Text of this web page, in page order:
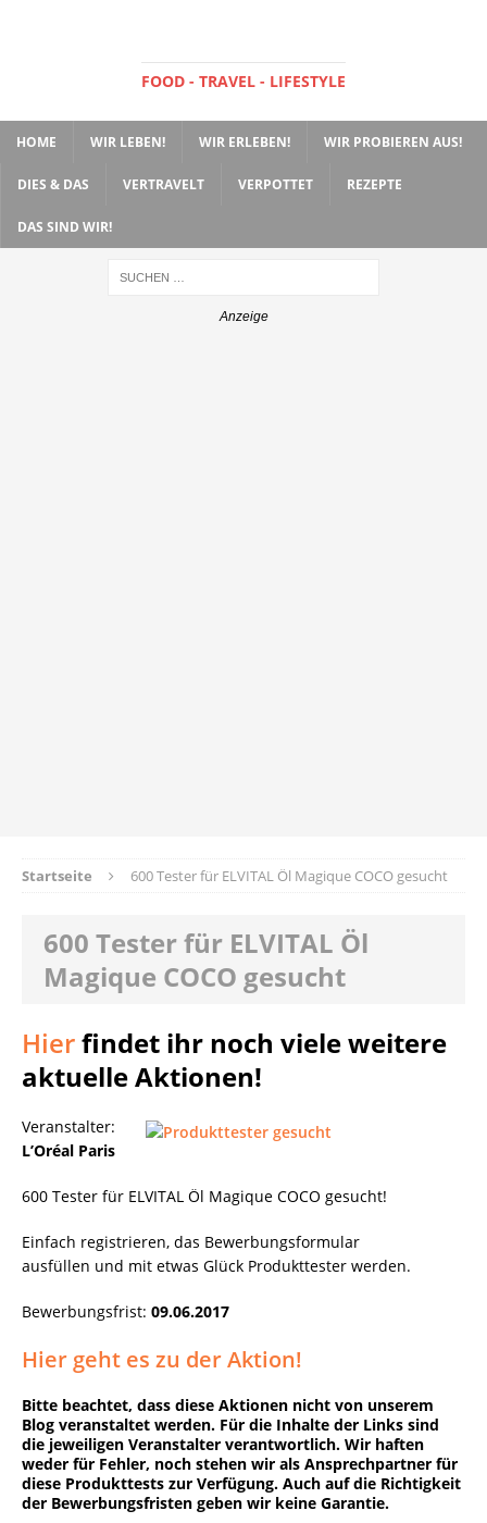
FOOD - TRAVEL - LIFESTYLE
HOME WIR LEBEN! WIR ERLEBEN! WIR PROBIEREN AUS!
DIES & DAS VERTRAVELT VERPOTTET REZEPTE
DAS SIND WIR!
Startseite 600 Tester für ELVITAL Öl Magique COCO gesucht
600 Tester für ELVITAL Öl
Magique COCO gesucht
Hierfindet ihr noch viele weitere
aktuelle Aktionen!
Veranstalter:
L’Oréal Paris
600 Tester für ELVITAL Öl Magique COCO gesucht!
Einfach registrieren, das Bewerbungsformular
ausfüllen und mit etwas Glück Produkttester werden.
Bewerbungsfrist: 09.06.2017
Hier geht es zu der Aktion!
Bitte beachtet, dass diese Aktionen nicht von unserem
Blog veranstaltet werden. Für die Inhalte der Links sind
die jeweiligen Veranstalter verantwortlich. Wir haften
weder für Fehler, noch stehen wir als Ansprechpartner für
diese Produkttests zur Verfügung. Auch auf die Richtigkeit
der Bewerbungsfristen geben wir keine Garantie.